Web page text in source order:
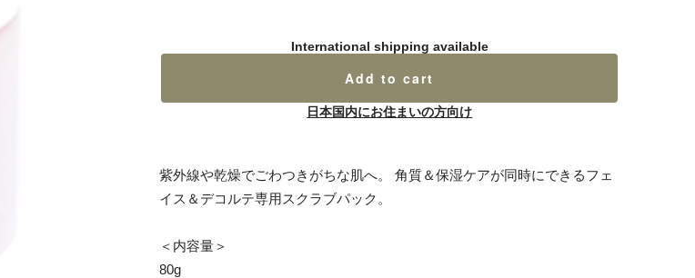
International shipping available
Add to cart
日本国内にお住まいの方向け
紫外線や乾燥でごわつきがちな肌へ。 角質＆保湿ケアが同時にできるフェ
イス＆デコルテ専用スクラブパック。
＜内容量＞
80g